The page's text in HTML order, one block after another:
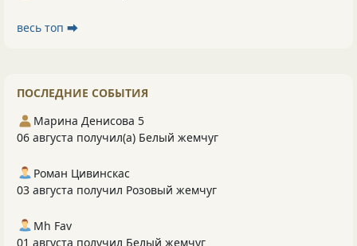
весь топ ⮕
ПОСЛЕДНИЕ СОБЫТИЯ
Марина Денисова 5
06 августа получил(а) Белый жемчуг
Роман Цивинскас
03 августа получил Розовый жемчуг
Mh Fav
01 августа получил Белый жемчуг